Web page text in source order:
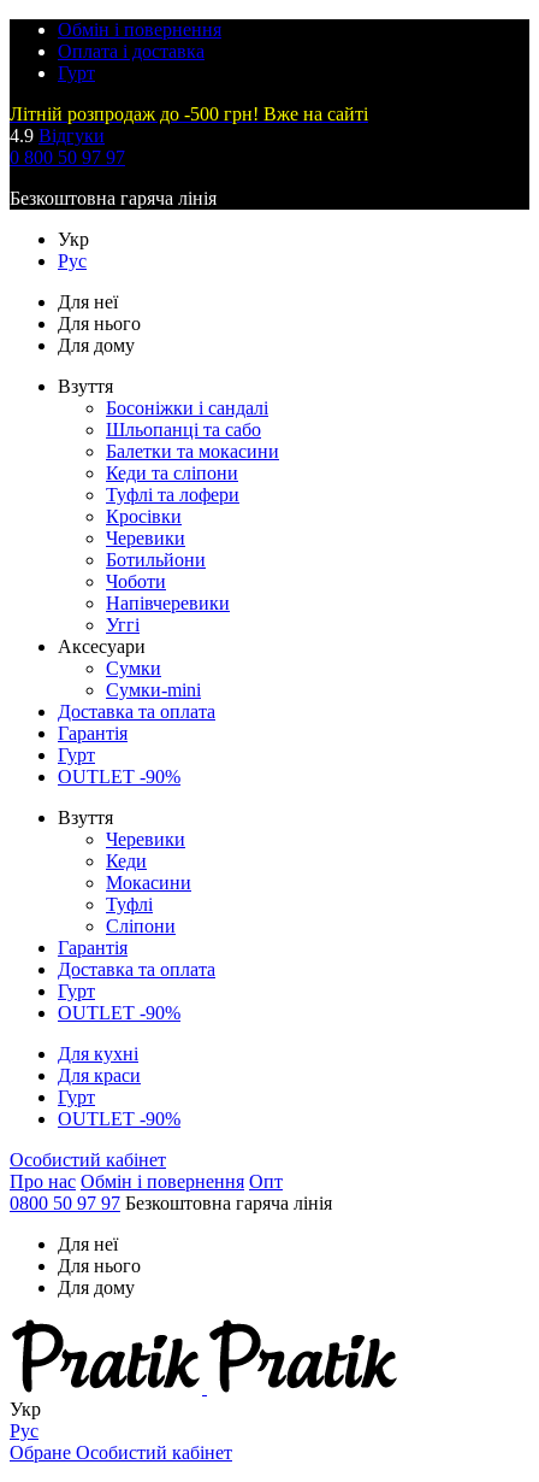
Обмін і повернення
Оплата і доставка
Гурт
Літній розпродаж до -500 грн! Вже на сайті
4.9 Відгуки
0 800 50 97 97
Безкоштовна гаряча лінія
Укр
Рус
Для неї
Для нього
Для дому
Взуття
Босоніжки і сандалі
Шльопанці та сабо
Балетки та мокасини
Кеди та сліпони
Туфлі та лофери
Кросівки
Черевики
Ботильйони
Чоботи
Напівчеревики
Уггі
Аксесуари
Сумки
Сумки-mini
Доставка та оплата
Гарантія
Гурт
OUTLET -90%
Взуття
Черевики
Кеди
Мокасини
Туфлі
Сліпони
Гарантія
Доставка та оплата
Гурт
OUTLET -90%
Для кухні
Для краси
Гурт
OUTLET -90%
Особистий кабінет
Про нас Обмін і повернення Опт
0800 50 97 97 Безкоштовна гаряча лінія
Для неї
Для нього
Для дому
Укр
Рус
Обране Особистий кабінет